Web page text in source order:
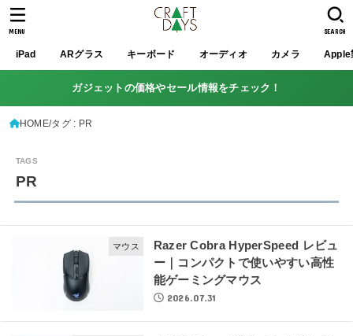
iPad ARグラス キーボード オーディオ カメラ Apple
SEARCH
MENU
ガジェットの価格やセール情報をチェック！
HOME タグ : PR
PR
マウス
Razer Cobra HyperSpeed レビュ
ー｜コンパクトで使いやすい高性
能ゲーミングマウス
2026.07.31